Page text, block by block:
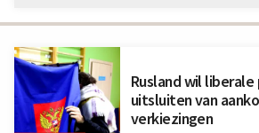
Rusland wil
uitsluiten van
verkiezingen